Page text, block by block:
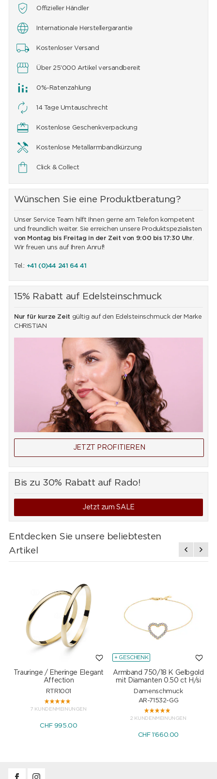
Offizieller Händler
Internationale Herstellergarantie
Kostenloser Versand
Über 25'000 Artikel versandbereit
0%-Ratenzahlung
14 Tage Umtauschrecht
Kostenlose Geschenkverpackung
Kostenlose Metallarmbandkürzung
Click & Collect
Wünschen Sie eine Produktberatung?
Unser Service Team hilft Ihnen gerne am Telefon kompetent
und freundlich weiter. Sie erreichen unsere Produktspezialisten
von Montag bis Freitag in der Zeit von 9:00 bis 17:30 Uhr.
Wir freuen uns auf Ihren Anruf!
Tel.: +41 (0)44 241 64 41
15% Rabatt auf Edelsteinschmuck
Nur für kurze Zeit gültig auf den Edelsteinschmuck der Marke
CHRISTIAN
JETZT PROFITIEREN
Bis zu 30% Rabatt auf Rado!
Jetzt zum SALE
Entdecken Sie unsere beliebtesten
Artikel
Trauringe / Eheringe Elegant
Affection
RTR1001
7 KUNDENMEINUNGEN
CHF 995.00
+ GESCHENK
Armband 750/18 K Gelbgold
mit Diamanten 0.50 ct H/si
Damenschmuck
AR-71532-GG
2 KUNDENMEINUNGEN
CHF 1'660.00